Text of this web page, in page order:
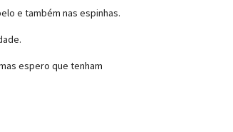
e também nas espinhas.
espero que tenham